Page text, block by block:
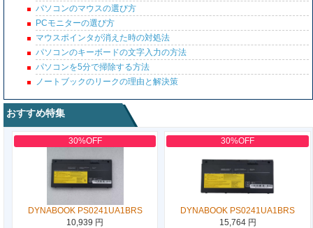
パソコンのマウスの選び方
PCモニターの選び方
マウスポインタが消えた時の対処法
パソコンのキーボードの文字入力の方法
パソコンを5分で掃除する方法
ノートブックのリークの理由と解決策
おすすめ特集
30%OFF
DYNABOOK PS0241UA1BRS
10,939 円
30%OFF
DYNABOOK PS0241UA1BRS
15,764 円